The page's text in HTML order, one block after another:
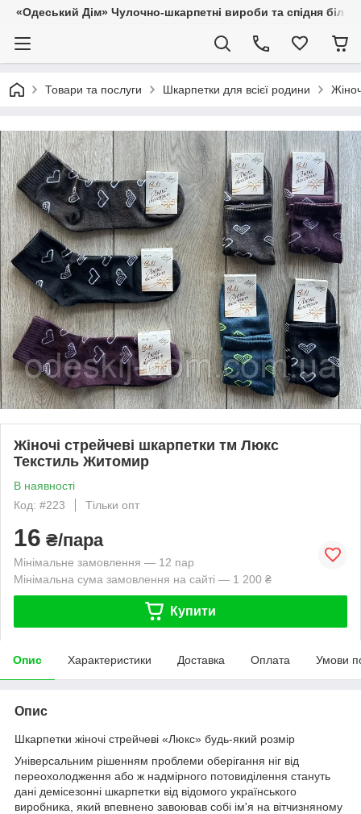
«Одеський Дім» Чулочно-шкарпетні вироби та спідня
Товари та послуги Шкарпетки для всієї родини
Жіночі стрейчеві шкарпетки тм Люкс
Текстиль Житомир
В наявності
Код: #223
Тільки опт
16 ₴/пара
Мінімальне замовлення — 12 пар
Мінімальна сума замовлення на сайті — 1 200 ₴
Купити
Опис Характеристики Доставка Оплата Умови
Опис
Шкарпетки жіночі стрейчеві «Люкс» будь-який розмір
Універсальним рішенням проблеми оберігання ніг від
переохолодження або ж надмірного потовиділення стануть
дані демісезонні шкарпетки від відомого українського
виробника, який впевнено завоював собі ім'я на вітчизняному